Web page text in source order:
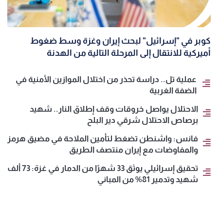
كوبر في "إسرائيل" لبحث إيران وغزة وسط ضغوط
أميركية للانتقال إلى المرحلة التالية من الهدنة
عملية تل.. دراسة تحذر من اختلال الموازين الأمنية في
الضفة الغربية
الاحتلال يواصل خروقات وقف إطلاق النار.. شهيد
برصاص الاحتلال شرقي دير البلح
فانس: واشنطن تضغط لتأمين الملاحة في مضيق هرمز
والمفاوضات مع إيران منتصف الطريق
تحقيق إسرائيلي يوثق 33 شهرًا من الدمار في غزة: 73 ألف
شهيد وتدمير 81% من المباني